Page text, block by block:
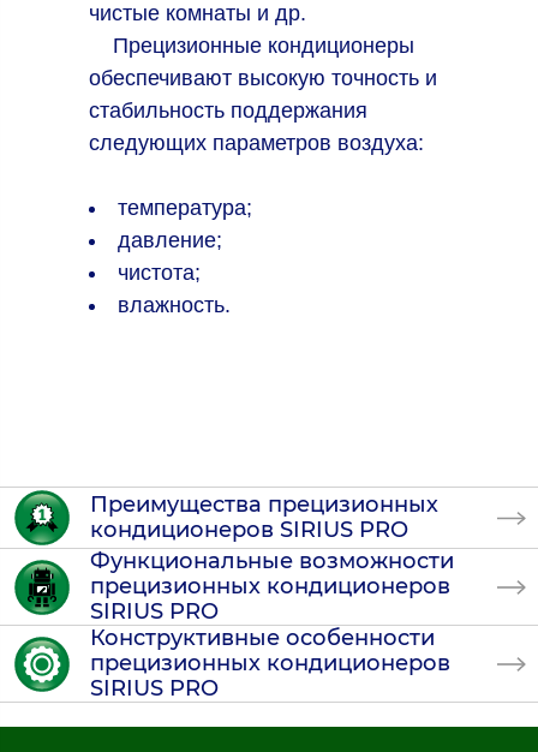
чистые комнаты и др.
Прецизионные кондиционеры
обеспечивают высокую точность и
стабильность поддержания
следующих параметров воздуха:
температура;
давление;
чистота;
влажность.
Преимущества прецизионных
кондиционеров SIRIUS PRO
Функциональные возможности
прецизионных кондиционеров
SIRIUS PRO
Конструктивные особенности
прецизионных кондиционеров
SIRIUS PRO